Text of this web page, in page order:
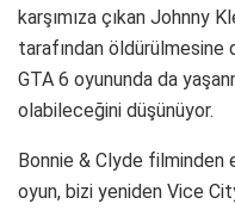
karşımıza çıkan Johnny
tarafından öldürülmesine
GTA 6 oyununda da
olabileceğini düşünüyor.
Bonnie & Clyde filminden
oyun, bizi yeniden Vice